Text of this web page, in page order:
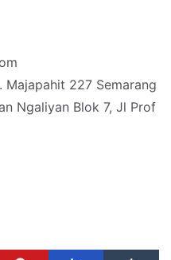
Majapahit 227 Semarang
Ngaliyan Blok 7, Jl Prof